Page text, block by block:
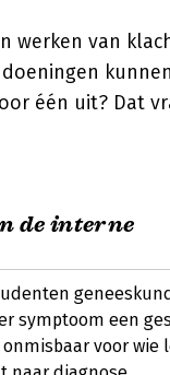
werken van
één uit? Dat
de interne
symptoom een
voor wie